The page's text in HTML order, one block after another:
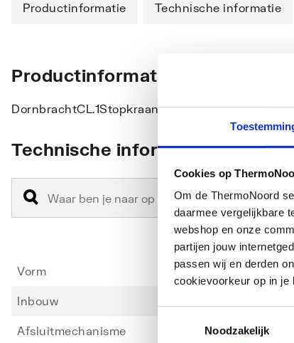
Cookies op
Om de ThermoNoord
daarmee vergelijkbare
webshop en onze
partijen jouw
passen wij en derden
cookievoorkeur op in je
Noodzakelijk
Productinformatie Technische informatie
Productinformatie
DornbrachtCL.1Stopkraan linkssluitend warm
Technische informatie
Vorm
Inbouw
Afsluitmechanisme